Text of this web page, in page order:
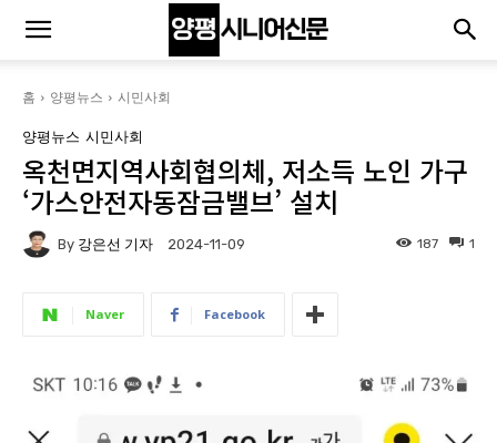
홈 양평뉴스 시민사회
양평뉴스 시민사회
옥천면지역사회협의체, 저소득 노인 가구
‘가스안전자동잠금밸브’ 설치
By 강은선 기자 2024-11-09 1
187
Naver Facebook